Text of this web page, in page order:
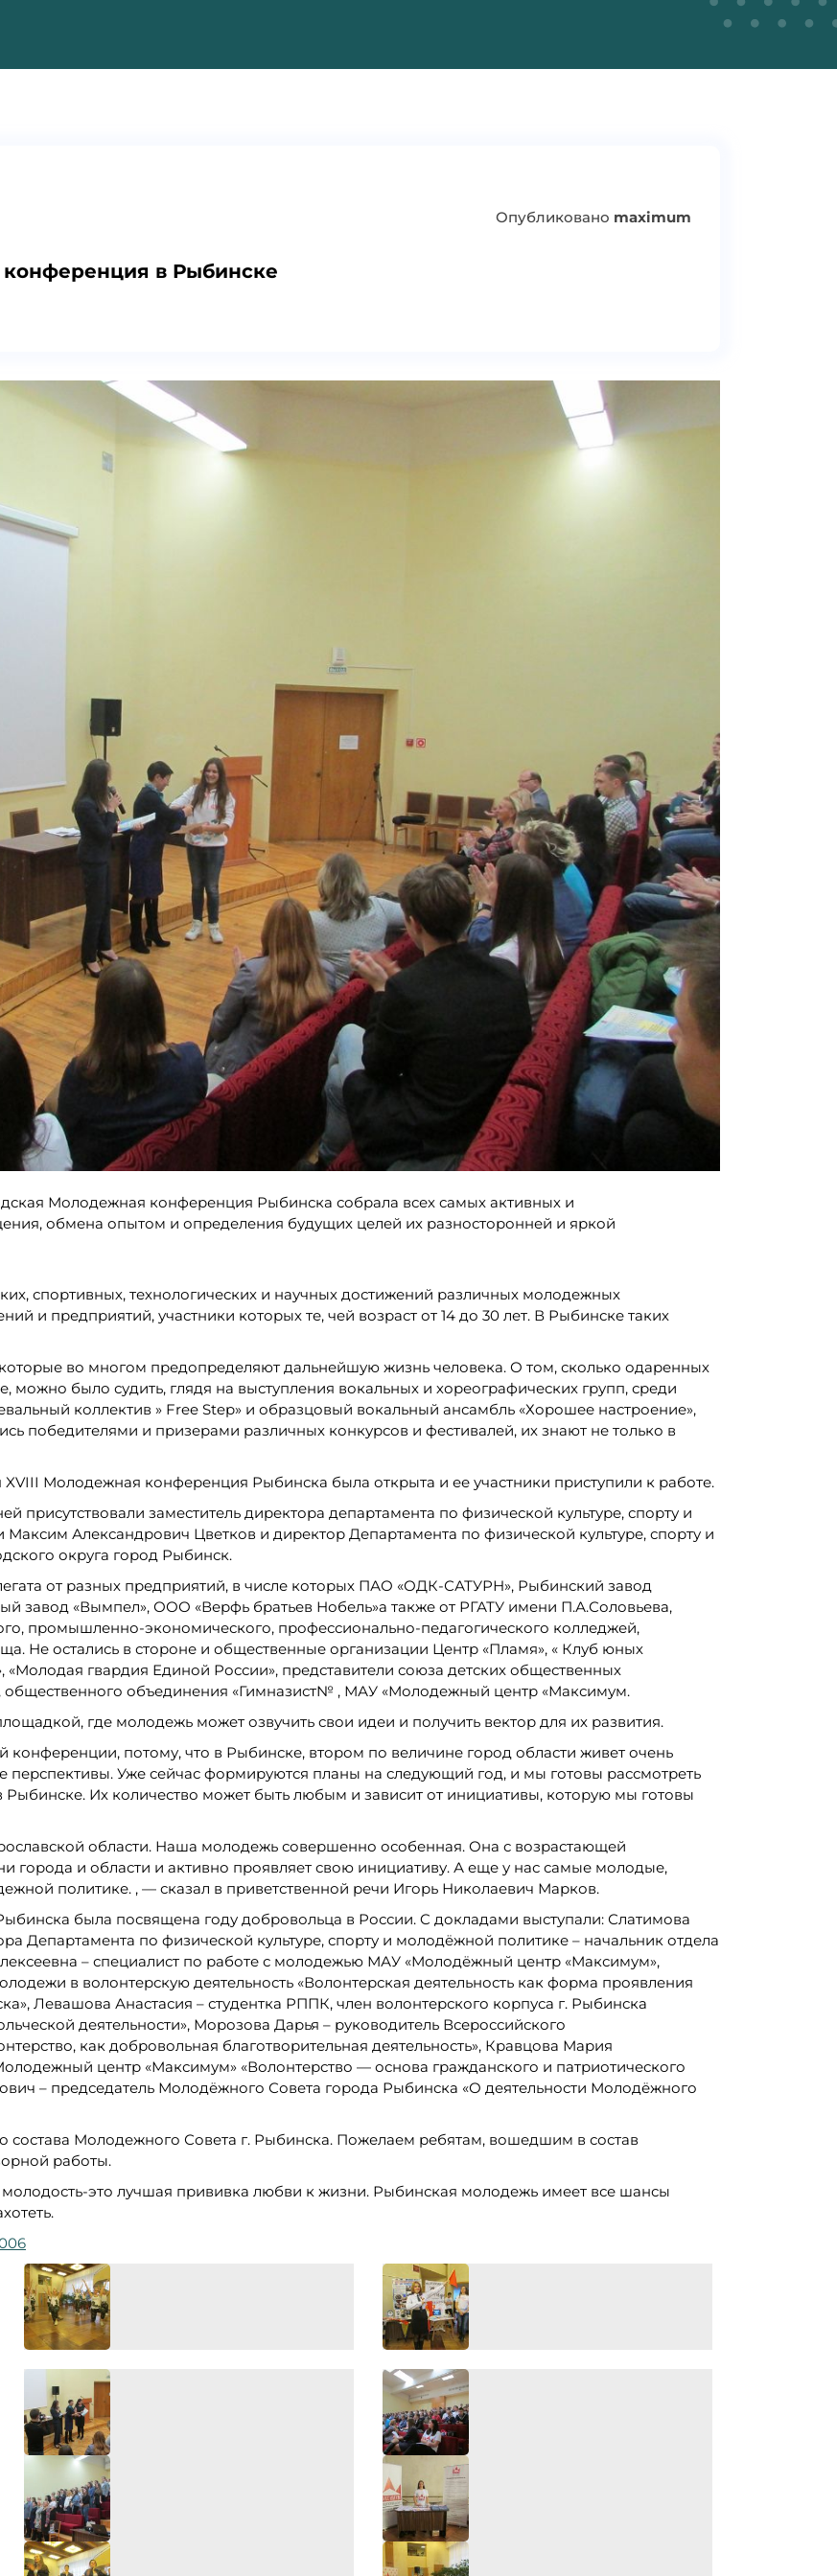
Опубликовано maximum
в Рыбинске
Молодежная конференция Рыбинска собрала всех самых активных и
обмена опытом и определения будущих целей их разносторонней и яркой
спортивных, технологических и научных достижений различных молодежных
и предприятий, участники которых те, чей возраст от 14 до 30 лет. В Рыбинске таких
во многом предопределяют дальнейшую жизнь человека. О том, сколько одаренных
было судить, глядя на выступления вокальных и хореографических групп, среди
коллектив » Free Step» и образцовый вокальный ансамбль «Хорошее настроение»,
победителями и призерами различных конкурсов и фестивалей, их знают не только в
Молодежная конференция Рыбинска была открыта и ее участники приступили к работе.
присутствовали заместитель директора департамента по физической культуре, спорту и
Александрович Цветков и директор Департамента по физической культуре, спорту и
округа город Рыбинск.
от разных предприятий, в числе которых ПАО «ОДК-САТУРН», Рыбинский завод
завод «Вымпел», ООО «Верфь братьев Нобель»а также от РГАТУ имени П.А.Соловьева,
промышленно-экономического, профессионально-педагогического колледжей,
Не остались в стороне и общественные организации Центр «Пламя», « Клуб юных
«Молодая гвардия Единой России», представители союза детских общественных
общественного объединения «Гимназист№ , МАУ «Молодежный центр «Максимум.
где молодежь может озвучить свои идеи и получить вектор для их развития.
конференции, потому, что в Рыбинске, втором по величине город области живет очень
Уже сейчас формируются планы на следующий год, и мы готовы рассмотреть
Рыбинске. Их количество может быть любым и зависит от инициативы, которую мы готовы
области. Наша молодежь совершенно особенная. Она с возрастающей
города и области и активно проявляет свою инициативу. А еще у нас самые молодые,
политике. , — сказал в приветственной речи Игорь Николаевич Марков.
была посвящена году добровольца в России. C докладами выступали: Слатимова
Департамента по физической культуре, спорту и молодёжной политике – начальник отдела
– специалист по работе с молодежью МАУ «Молодёжный центр «Максимум»,
в волонтерскую деятельность «Волонтерская деятельность как форма проявления
Левашова Анастасия – студентка РППК, член волонтерского корпуса г. Рыбинска
деятельности», Морозова Дарья – руководитель Всероссийского
как добровольная благотворительная деятельность», Кравцова Мария
центр «Максимум» «Волонтерство — основа гражданского и патриотического
– председатель Молодёжного Совета города Рыбинска «О деятельности Молодёжного
состава Молодежного Совета г. Рыбинска. Пожелаем ребятам, вошедшим в состав
работы.
это лучшая прививка любви к жизни. Рыбинская молодежь имеет все шансы